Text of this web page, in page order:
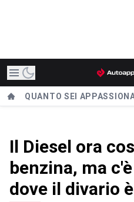
QUANTO SEI
Il Diesel ora
benzina, ma
dove il divario